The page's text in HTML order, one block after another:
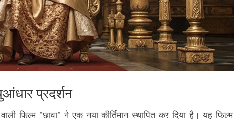
प्रदर्शन
फिल्म *छावा* ने एक नया कीर्तिमान स्थापित कर दिया है। यह फिल्म